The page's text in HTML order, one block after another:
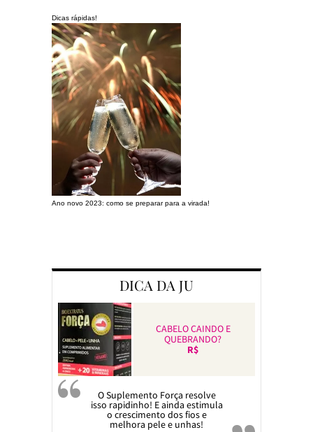
Dicas rápidas!
Ano novo 2023: como se preparar para a virada!
DICA DA JU
CABELO CAINDO E
QUEBRANDO?
R$
O Suplemento Força resolve
isso rapidinho! E ainda estimula
o crescimento dos fios e
melhora pele e unhas!